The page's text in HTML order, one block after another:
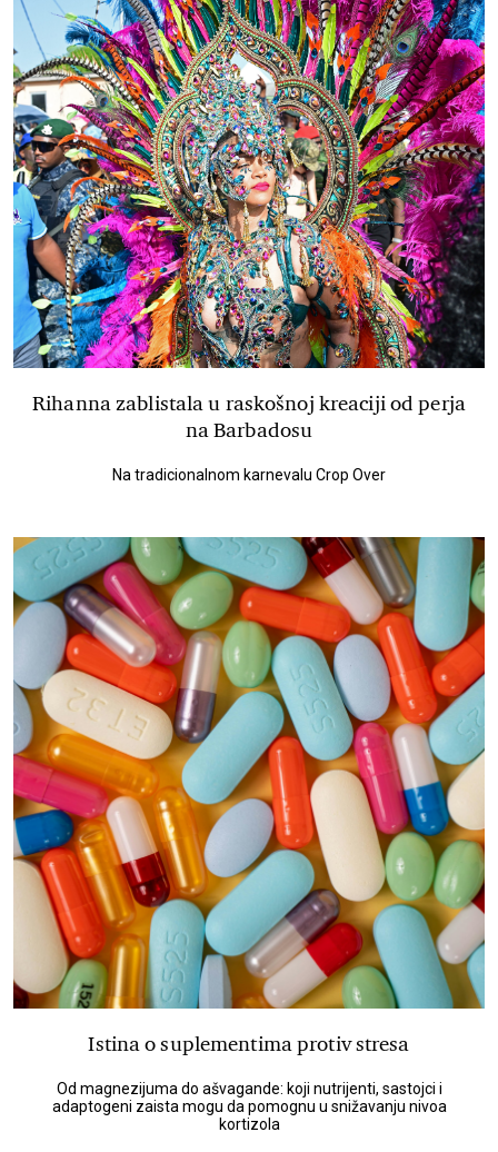
Rihanna zablistala u raskošnoj kreaciji od perja
na Barbadosu
Na tradicionalnom karnevalu Crop Over
Istina o suplementima protiv stresa
Od magnezijuma do ašvagande: koji nutrijenti, sastojci i
adaptogeni zaista mogu da pomognu u snižavanju nivoa
kortizola